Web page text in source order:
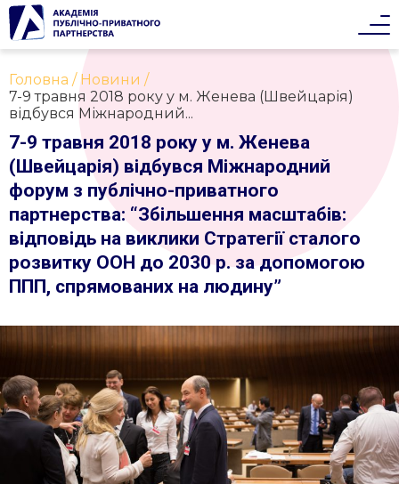
Головна
Новини
7-9 травня 2018 року у м. Женева (Швейцарія)
відбувся Міжнародний...
7-9 травня 2018 року у м. Женева
(Швейцарія) відбувся Міжнародний
форум з публічно-приватного
партнерства: “Збільшення масштабів:
відповідь на виклики Стратегії сталого
розвитку ООН до 2030 р. за допомогою
ППП, спрямованих на людину”